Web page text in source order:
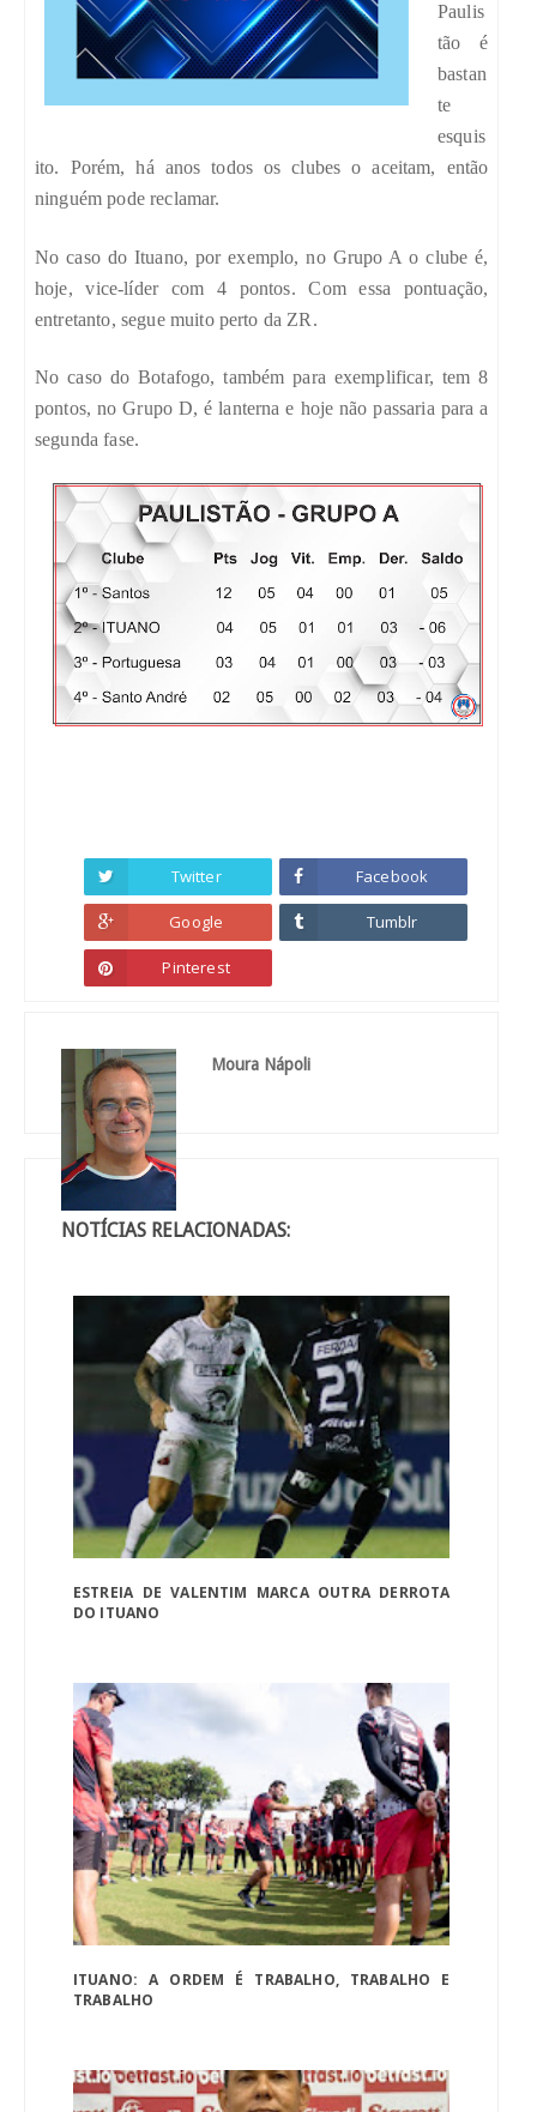
Paulis
tão é
bastan
te
esquis
ito. Porém, há anos todos os clubes o aceitam, então
ninguém pode reclamar.
No caso do Ituano, por exemplo, no Grupo A o clube é,
hoje, vice-líder com 4 pontos. Com essa pontuação,
entretanto, segue muito perto da ZR.
No caso do Botafogo, também para exemplificar, tem 8
pontos, no Grupo D, é lanterna e hoje não passaria para a
segunda fase.
Twitter Facebook
Google Tumblr
Pinterest
Moura Nápoli
NOTÍCIAS RELACIONADAS:
ESTREIA DE VALENTIM MARCA OUTRA DERROTA
DO ITUANO
ITUANO: A ORDEM É TRABALHO, TRABALHO E
TRABALHO